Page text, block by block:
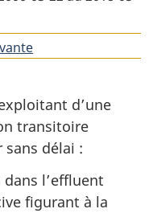
d’une
transitoire
délai :
l’effluent
figurant à la